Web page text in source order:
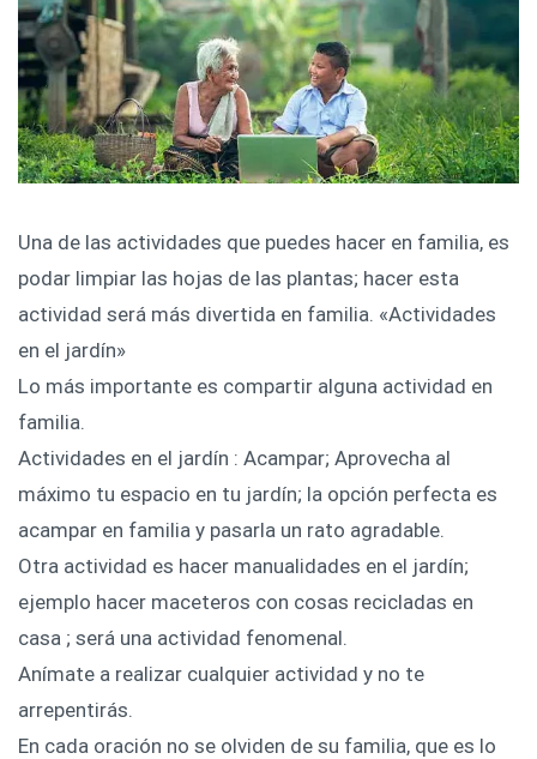
Una de las actividades que puedes hacer en familia, es
podar limpiar las hojas de las plantas; hacer esta
actividad será más divertida en familia. «Actividades
en el jardín»
Lo más importante es compartir alguna actividad en
familia.
Actividades en el jardín : Acampar; Aprovecha al
máximo tu espacio en tu jardín; la opción perfecta es
acampar en familia y pasarla un rato agradable.
Otra actividad es hacer manualidades en el jardín;
ejemplo hacer maceteros con cosas recicladas en
casa ; será una actividad fenomenal.
Anímate a realizar cualquier actividad y no te
arrepentirás.
En cada oración no se olviden de su familia, que es lo